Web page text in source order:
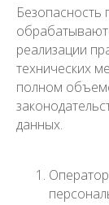
Безопасность
реализации
технических
полном
данных.